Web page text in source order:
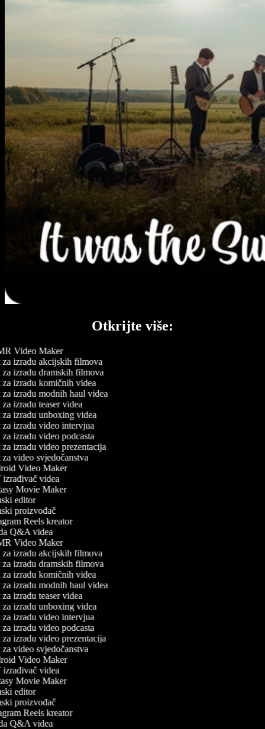
Otkrijte više:
Video Maker
izradu akcijskih filmova
izradu dramskih filmova
izradu komičnih videa
izradu modnih haul videa
izradu teaser videa
izradu unboxing videa
izradu video intervjua
izradu video podcasta
izradu video prezentacija
video svjedočanstva
Video Maker
videa
Movie Maker
editor
proizvođač
Reels kreator
Q&A videa
Video Maker
izradu akcijskih filmova
izradu dramskih filmova
izradu komičnih videa
izradu modnih haul videa
izradu teaser videa
izradu unboxing videa
izradu video intervjua
izradu video podcasta
izradu video prezentacija
video svjedočanstva
Video Maker
videa
Movie Maker
editor
proizvođač
Reels kreator
Q&A videa